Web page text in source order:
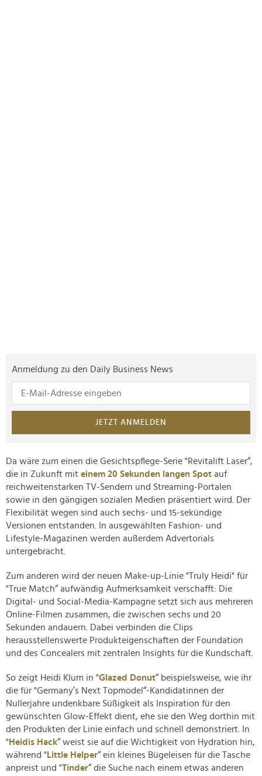
Anmeldung zu den Daily Business News
JETZT ANMELDEN
Da wäre zum einen die Gesichtspflege-Serie "Revitalift Laser“,
die in Zukunft mit einem 20 Sekunden langen Spot auf
reichweitenstarken TV-Sendern und Streaming-Portalen
sowie in den gängigen sozialen Medien präsentiert wird. Der
Flexibilität wegen sind auch sechs- und 15-sekündige
Versionen entstanden. In ausgewählten Fashion- und
Lifestyle-Magazinen werden außerdem Advertorials
untergebracht.
Zum anderen wird der neuen Make-up-Linie "Truly Heidi" für
"True Match“ aufwändig Aufmerksamkeit verschafft: Die
Digital- und Social-Media-Kampagne setzt sich aus mehreren
Online-Filmen zusammen, die zwischen sechs und 20
Sekunden andauern. Dabei verbinden die Clips
herausstellenswerte Produkteigenschaften der Foundation
und des Concealers mit zentralen Insights für die Kundschaft.
So zeigt Heidi Klum in "Glazed Donut“ beispielsweise, wie ihr
die für "Germany’s Next Topmodel“-Kandidatinnen der
Nullerjahre undenkbare Süßigkeit als Inspiration für den
gewünschten Glow-Effekt dient, ehe sie den Weg dorthin mit
den Produkten der Linie einfach und schnell demonstriert. In
" Heidis Hack“ weist sie auf die Wichtigkeit von Hydration hin,
während " Little Helper“ ein kleines Bügeleisen für die Tasche
anpreist und "Tinder“ die Suche nach einem etwas anderen